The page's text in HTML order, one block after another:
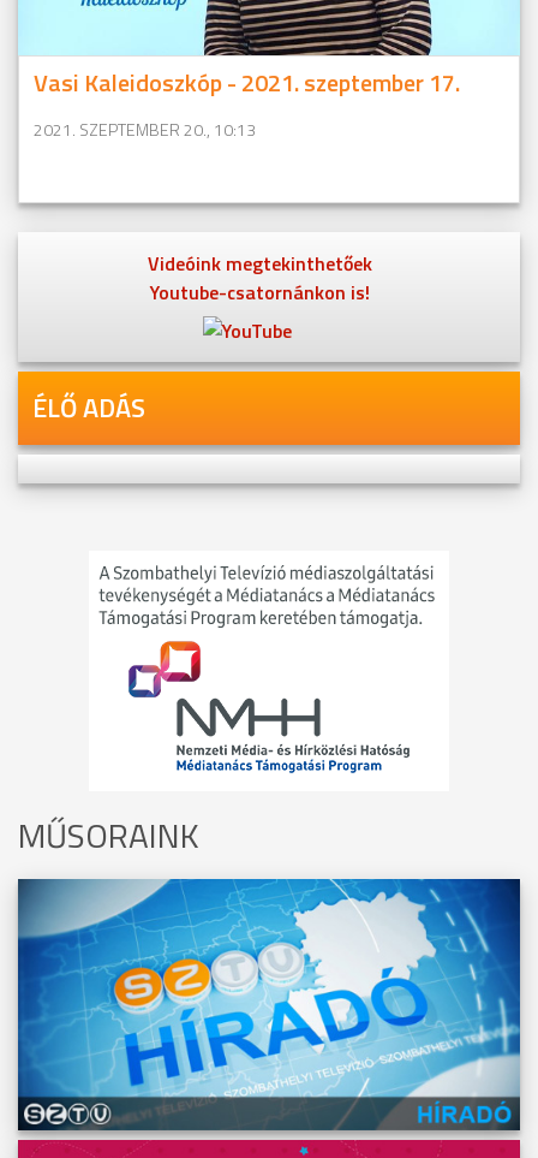
Vasi Kaleidoszkóp - 2021. szeptember 17.
2021. SZEPTEMBER 20., 10:13
Videóink megtekinthetőek
Youtube-csatornánkon is!
ÉLŐ ADÁS
MŰSORAINK